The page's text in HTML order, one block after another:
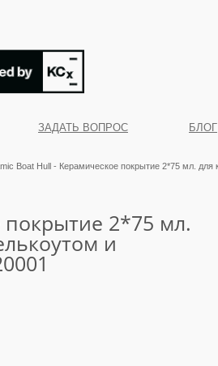
ЗАДАТЬ ВОПРОС БЛОГ
Boat Hull - Керамическое покрытие 2*75 мл. для
покрытие 2*75 мл.
и